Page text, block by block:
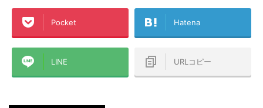
Pocket Hatena
LINE URLコピー